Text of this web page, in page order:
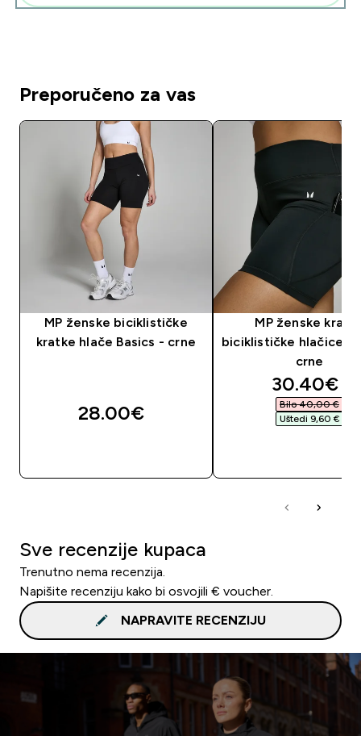
Preporučeno za vas
MP ženske biciklističke
kratke hlače Basics - crne
28.00€‎
MP ženske
biciklističke hlačice
crne
30.40€‎
Bilo 40,00 €‎
Uštedi 9,60 €‎
Sve recenzije kupaca
Trenutno nema recenzija.
Napišite recenziju kako bi osvojili € voucher.
NAPRAVITE RECENZIJU